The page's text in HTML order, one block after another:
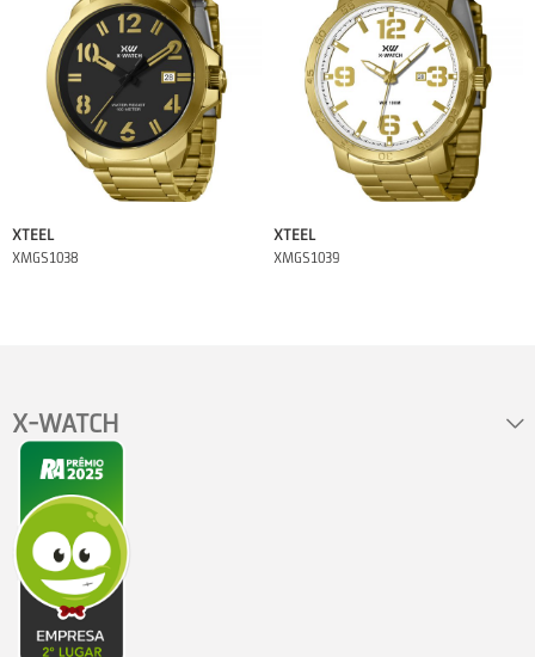
XTEEL
XMGS1038
XTEEL
XMGS1039
X-WATCH